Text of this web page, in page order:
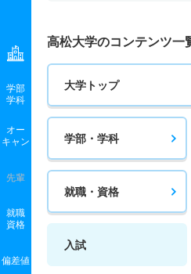
学部
学科
オー
キャン
先輩
就職
資格
偏差値
高松大学のコンテンツ一
大学トップ
学部・学科
就職・資格
入試